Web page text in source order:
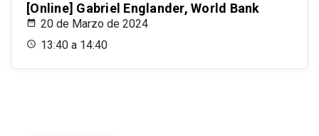
[Online] Gabriel Englander, World Bank
20 de Marzo de 2024
13:40 a 14:40